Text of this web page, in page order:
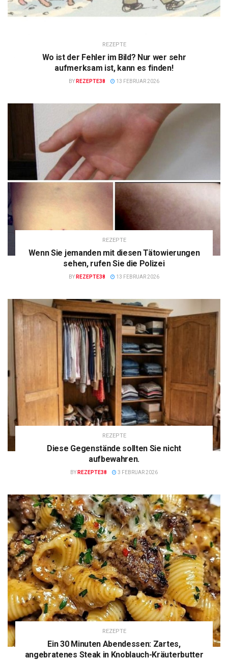
REZEPTE
Wo ist der Fehler im Bild? Nur wer sehr
aufmerksam ist, kann es finden!
BY REZEPTE38 13 FEBRUAR 2026
REZEPTE
Wenn Sie jemanden mit diesen Tätowierungen
sehen, rufen Sie die Polizei
BY REZEPTE38 13 FEBRUAR 2026
REZEPTE
Diese Gegenstände sollten Sie nicht
aufbewahren.
BY REZEPTE38 3 FEBRUAR 2026
REZEPTE
Ein 30 Minuten Abendessen: Zartes,
angebratenes Steak in Knoblauch-Kräuterbutter